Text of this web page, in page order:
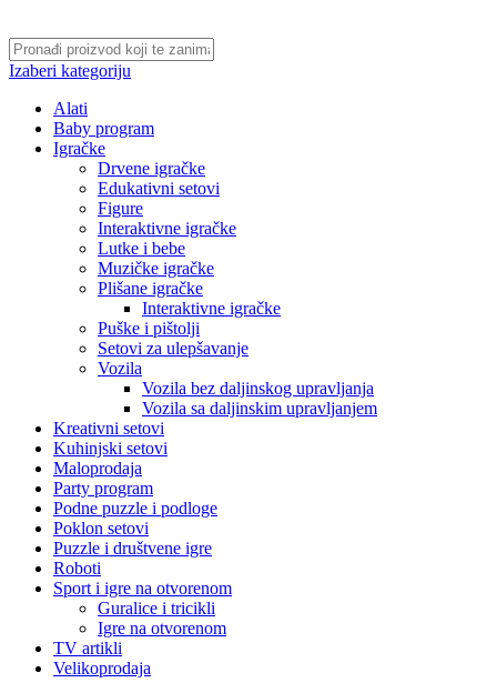
Izaberi kategoriju
Alati
Baby program
Igračke
Drvene igračke
Edukativni setovi
Figure
Interaktivne igračke
Lutke i bebe
Muzičke igračke
Plišane igračke
Interaktivne igračke
Puške i pištolji
Setovi za ulepšavanje
Vozila
Vozila bez daljinskog upravljanja
Vozila sa daljinskim upravljanjem
Kreativni setovi
Kuhinjski setovi
Maloprodaja
Party program
Podne puzzle i podloge
Poklon setovi
Puzzle i društvene igre
Roboti
Sport i igre na otvorenom
Guralice i tricikli
Igre na otvorenom
TV artikli
Velikoprodaja